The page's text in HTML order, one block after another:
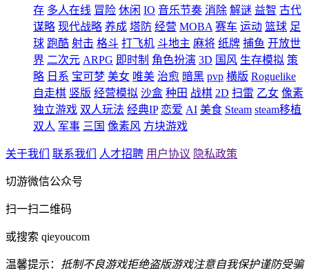
存 多人在线 冒险 休闲 IO 音乐节奏 消除 解谜 益智 古代
谋略 现代战略 养成 塔防 经营 MOBA 赛车 运动 篮球 足
球 跑酷 射击 格斗 打飞机 斗地主 麻将 纸牌 捕鱼 开放世
界 二次元 ARPG 即时制 角色扮演 3D 国风 生存模拟 策
略 日系 宝可梦 美女 唯美 治愈 暗黑 pvp 横版 Roguelike
自走棋 竖版 经营模拟 沙盒 种田 战棋 2D 扫雷 乙女 像素
独立游戏 双人玩法 经典IP 恋爱 AI 美食 Steam steam移植
双人 军事 三国 像素风 方块游戏
关于我们 联系我们 人才招聘 用户协议 隐私政策
切游微信公众号
扫一扫二维码
或搜索 qieyoucom
温馨提示： 抵制不良游戏拒绝盗版游戏注意自我保护谨防受骗